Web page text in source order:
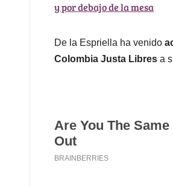
y por debajo de la mesa
De la Espriella ha venido
Colombia Justa Libres a